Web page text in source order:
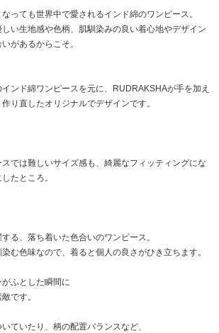
っても世界中で愛されるインド綿のワンピース。
い生地感や色柄、肌馴染みの良い着心地やデザイン
があるからこそ。
ンド綿ワンピースを元に、RUDRAKSHAが手を加え
り直したオリジナルでデザインです。
では難しいサイズ感も、綺麗なフィッティングにな
たところ。
る、落ち着いた色合いのワンピース。
む色味なので、着ると個人の良さがひき立ちます。
ふとした瞬間に
です。
ていたり、柄の配置バランスなど、